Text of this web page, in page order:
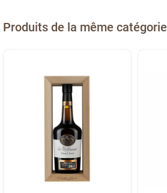
Produits de la même catégorie